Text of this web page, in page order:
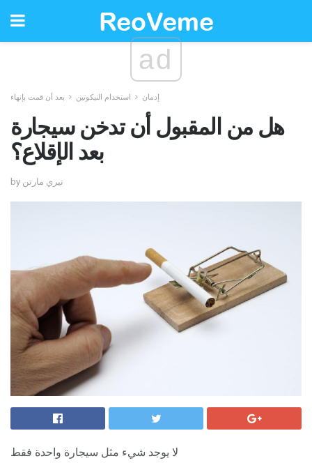
ad
إدمان استخدام النيكوتين بعد أن قمت بإنهاء
هل من المقبول أن تدخن سيجارة
بعد الإقلاع؟
by تيري مارتن
لا يوجد شيء مثل سيجارة واحدة فقط